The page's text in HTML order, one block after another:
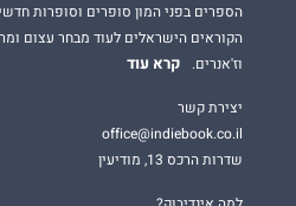
הספרים בפני המון סופרים וסופרות
הקוראים הישראלים לעוד מבחר עצום
וז'אנרים.
קרא עוד
יצירת קשר
office@indiebook.co.il
שדרות הרכס 13, מודיעין